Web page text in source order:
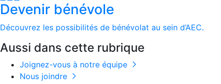
Devenir bénévole
Découvrez les possibilités de bénévolat au sein d’AEC.
Aussi dans cette rubrique
Joignez-vous à notre équipe
Nous joindre